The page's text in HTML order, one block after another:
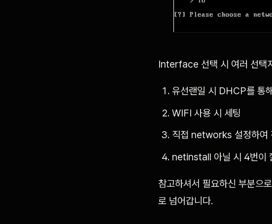
Interface 선택 시 여러 선택
유선랜일 시 DHCP를 통
WIFI 사용 시 세팅
직접 networks 설정하여
netinstall 아닐 시 4번이
참고하셔서 필요하신 부분으
로 넘어갑니다.